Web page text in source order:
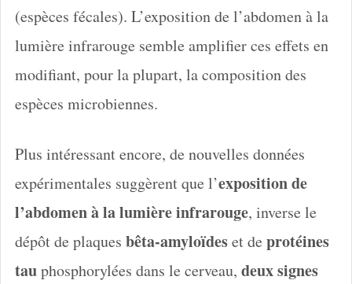
(espèces fécales). L’exposition de l’abdomen à la
lumière infrarouge semble amplifier ces effets en
modifiant, pour la plupart, la composition des
espèces microbiennes.
Plus intéressant encore, de nouvelles données
expérimentales suggèrent que l’exposition de
l’abdomen à la lumière infrarouge, inverse le
dépôt de plaques bêta-amyloïdeset de protéines
tauphosphorylées dans le cerveau, deux signes